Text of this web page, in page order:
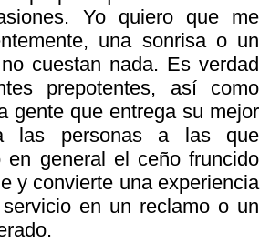
Yo quiero que me
una sonrisa o un
cuestan nada. Es verdad
prepotentes, así como
gente que entrega su mejor
las personas a las que
en general el ceño fruncido
y convierte una experiencia
en un reclamo o un